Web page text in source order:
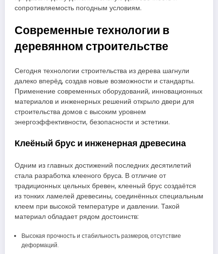
сопротивляемость погодным условиям.
Современные технологии в
деревянном строительстве
Сегодня технологии строительства из дерева шагнули
далеко вперёд, создав новые возможности и стандарты.
Применение современных оборудований, инновационных
материалов и инженерных решений открыло двери для
строительства домов с высоким уровнем
энергоэффективности, безопасности и эстетики.
Клеёный брус и инженерная древесина
Одним из главных достижений последних десятилетий
стала разработка клееного бруса. В отличие от
традиционных цельных бревен, клееный брус создаётся
из тонких ламелей древесины, соединённых специальным
клеем при высокой температуре и давлении. Такой
материал обладает рядом достоинств:
Высокая прочность и стабильность размеров, отсутствие
деформаций.